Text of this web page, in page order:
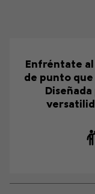
Enfréntate
de punto